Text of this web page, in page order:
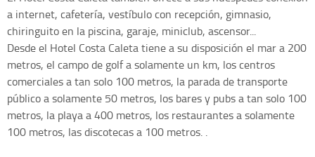
a internet, cafetería, vestíbulo con recepción, gimnasio,
chiringuito en la piscina, garaje, miniclub, ascensor...
Desde el Hotel Costa Caleta tiene a su disposición el mar a 200
metros, el campo de golf a solamente un km, los centros
comerciales a tan solo 100 metros, la parada de transporte
público a solamente 50 metros, los bares y pubs a tan solo 100
metros, la playa a 400 metros, los restaurantes a solamente
100 metros, las discotecas a 100 metros. .